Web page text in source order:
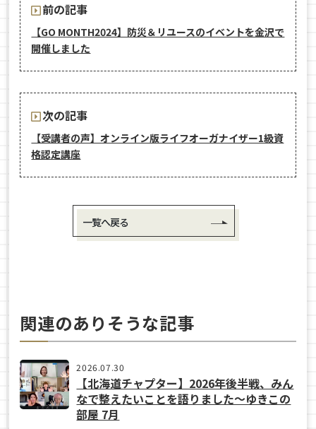
前の記事
【GO MONTH2024】防災＆リユースのイベントを金沢で
開催しました
次の記事
【受講者の声】オンライン版ライフオーガナイザー1級資
格認定講座
一覧へ戻る
関連のありそうな記事
2026.07.30
【北海道チャプター】2026年後半戦、みん
なで整えたいことを語りました～ゆきこの
部屋 7月